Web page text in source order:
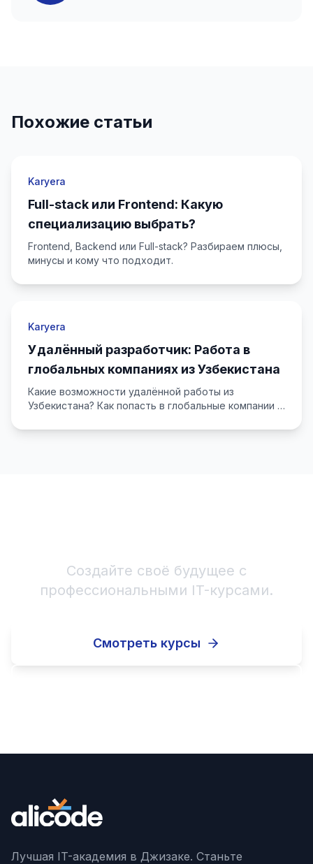
Похожие статьи
Karyera
Full-stack или Frontend: Какую
специализацию выбрать?
Frontend, Backend или Full-stack? Разбираем плюсы,
минусы и кому что подходит.
Karyera
Удалённый разработчик: Работа в
глобальных компаниях из Узбекистана
Какие возможности удалённой работы из
Узбекистана? Как попасть в глобальные компании и
Создайте своё будущее с
профессиональными IT-курсами.
Смотреть курсы
Лучшая IT-академия в Джизаке. Станьте